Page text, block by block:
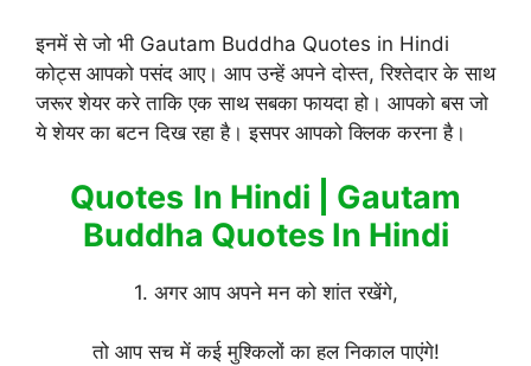
इनमें से जो भी Gautam Buddha Quotes in Hindi
कोट्स आपको पसंद आए। आप उन्हें अपने दोस्त, रिश्तेदार के साथ
जरूर शेयर करे ताकि एक साथ सबका फायदा हो। आपको बस जो
ये शेयर का बटन दिख रहा है। इसपर आपको क्लिक करना है।
Quotes In Hindi | Gautam
Buddha Quotes In Hindi
1. अगर आप अपने मन को शांत रखेंगे,
तो आप सच में कई मुश्किलों का हल निकाल पाएंगे!